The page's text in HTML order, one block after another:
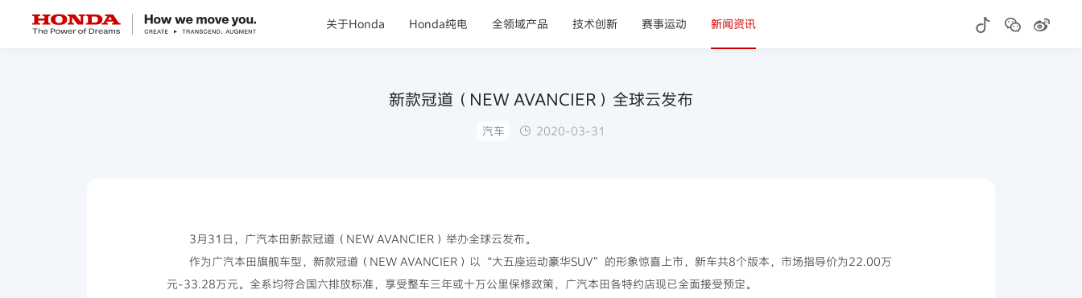
关于Honda Honda纯电 全领域产品 技术创新 赛事运动 新闻资讯
新款冠道（NEW AVANCIER）全球云发布
汽车 2020-03-31
3月31日，广汽本田新款冠道（NEW AVANCIER）举办全球云发布。
作为广汽本田旗舰车型，新款冠道（NEW AVANCIER）以“大五座运动豪华SUV”的形象惊喜上市，新车共8个版本，市场指导价为22.00万
元-33.28万元。全系均符合国六排放标准，享受整车三年或十万公里保修政策，广汽本田各特约店现已全面接受预定。